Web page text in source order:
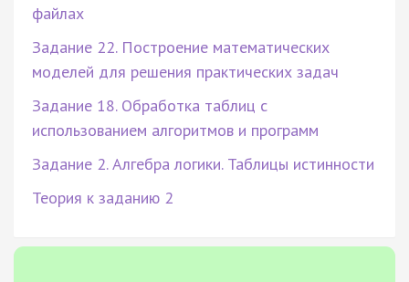
файлах
Задание 22. Построение математических
моделей для решения практических задач
Задание 18. Обработка таблиц с
использованием алгоритмов и программ
Задание 2. Алгебра логики. Таблицы истинности
Теория к заданию 2